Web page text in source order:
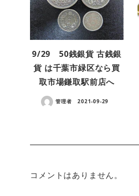
9/29 50銭銀貨 古銭銀
貨 は千葉市緑区なら買
取市場鎌取駅前店へ
管理者 2021-09-29
コメントはありません。